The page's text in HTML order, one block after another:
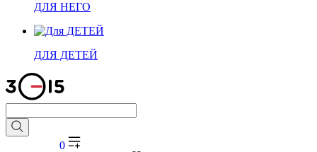
ДЛЯ НЕГО
ДЛЯ ДЕТЕЙ
0